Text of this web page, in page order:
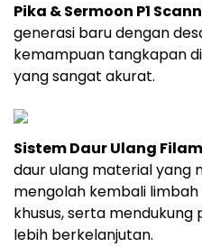
Pika & Sermoon P1
generasi baru dengan
kemampuan tangkapan
yang sangat akurat.
Sistem Daur Ulang
daur ulang material yang
mengolah kembali
khusus, serta
lebih berkelanjutan.